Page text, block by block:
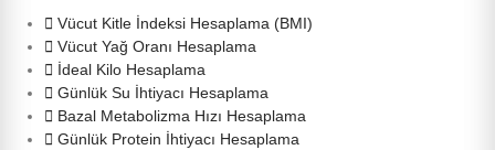
Vücut Kitle İndeksi Hesaplama (BMI)
Vücut Yağ Oranı Hesaplama
İdeal Kilo Hesaplama
Günlük Su İhtiyacı Hesaplama
Bazal Metabolizma Hızı Hesaplama
Günlük Protein İhtiyacı Hesaplama